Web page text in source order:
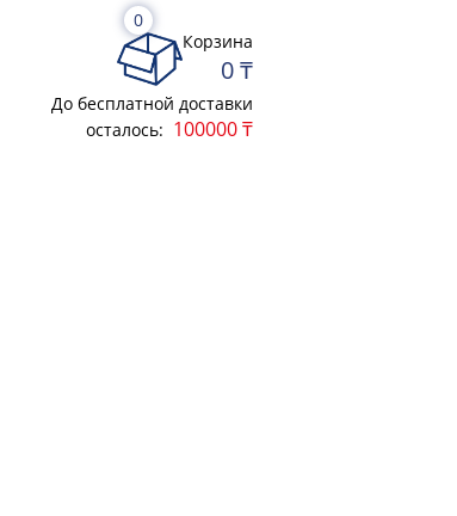
0
Корзина
0 ₸
До бесплатной доставки
осталось: 100000 ₸